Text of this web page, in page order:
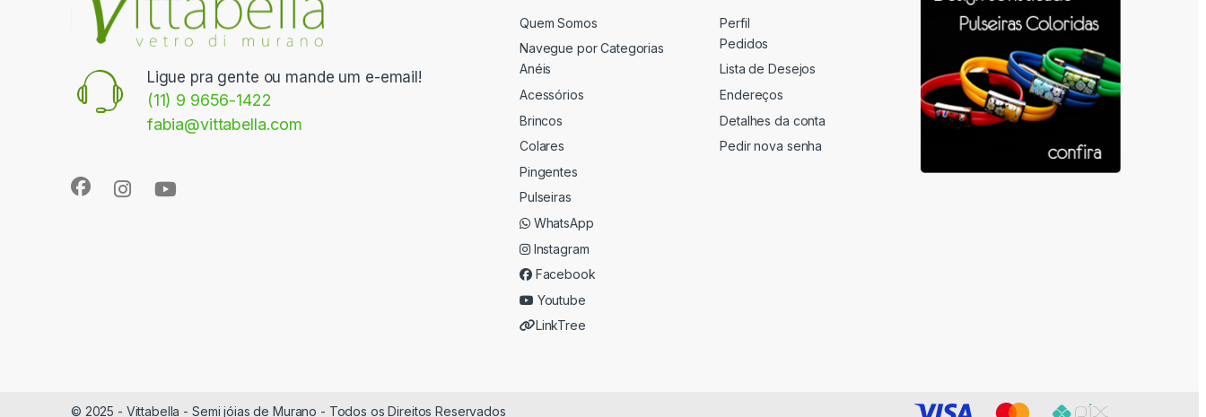
Ligue pra gente ou mande um e-email!
(11) 9 9656-1422
fabia@vittabella.com
Quem Somos
Navegue por Categorias
Anéis
Acessórios
Brincos
Colares
Pingentes
Pulseiras
WhatsApp
Instagram
Facebook
Youtube
LinkTree
Perfil
Pedidos
Lista de Desejos
Endereços
Detalhes da conta
Pedir nova senha
© 2025 - Vittabella - Semi jóias de Murano - Todos os Direitos Reservados